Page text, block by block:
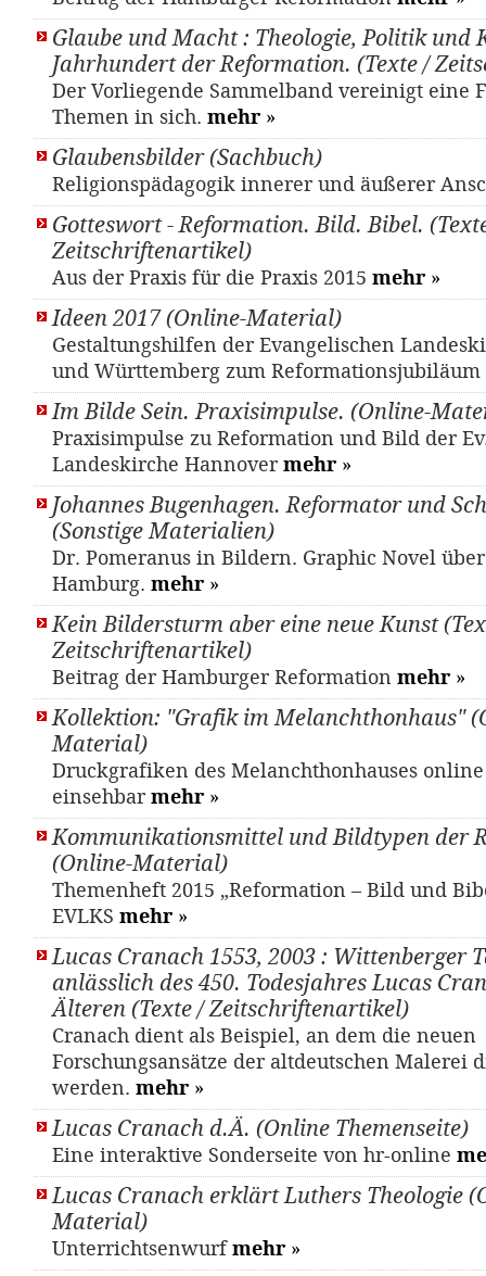
Glaube und Macht : Theologie, Politik und
Jahrhundert der Reformation. (Texte /
Der Vorliegende Sammelband vereinigt eine
Themen in sich. mehr »
Glaubensbilder (Sachbuch)
Religionspädagogik innerer und äußerer
Gotteswort - Reformation. Bild. Bibel.
Zeitschriftenartikel)
Aus der Praxis für die Praxis 2015 mehr »
Ideen 2017 (Online-Material)
Gestaltungshilfen der Evangelischen
und Württemberg zum Reformationsjubiläum
Im Bilde Sein. Praxisimpulse. (Online-
Praxisimpulse zu Reformation und Bild der
Landeskirche Hannovermehr »
Johannes Bugenhagen. Reformator und
(Sonstige Materialien)
Dr. Pomeranus in Bildern. Graphic Novel
Hamburg. mehr »
Kein Bildersturm aber eine neue Kunst
Zeitschriftenartikel)
Beitrag der Hamburger Reformation mehr »
Kollektion: "Grafik im Melanchthonhaus"
Material)
Druckgrafiken des Melanchthonhauses online
einsehbarmehr »
Kommunikationsmittel und Bildtypen der
(Online-Material)
Themenheft 2015 „Reformation – Bild und
EVLKS mehr »
Lucas Cranach 1553, 2003 : Wittenberger
anlässlich des 450. Todesjahres Lucas
Älteren (Texte / Zeitschriftenartikel)
Cranach dient als Beispiel, an dem die neuen
Forschungsansätze der altdeutschen Malerei
werden. mehr »
Lucas Cranach d.Ä. (Online Themenseite)
Eine interaktive Sonderseite von hr-online
Lucas Cranach erklärt Luthers Theologie
Material)
Unterrichtsenwurfmehr »